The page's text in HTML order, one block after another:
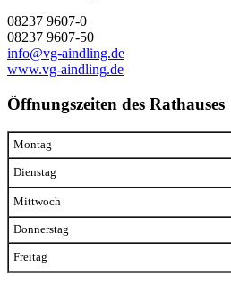
08237 9607-0
08237 9607-50
info@vg-aindling.de
www.vg-aindling.de
Öffnungszeiten des Rathauses
Montag
Dienstag
Mittwoch
Donnerstag
Freitag